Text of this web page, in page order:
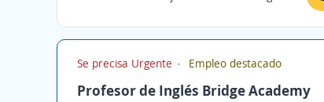
Se precisa Urgente Empleo destacado
Profesor de Inglés Bridge Academy